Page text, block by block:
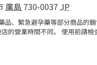
廣島730-0037 JP
品、緊急避孕藥等部分商品的
的營業時間不同。 使用前請檢